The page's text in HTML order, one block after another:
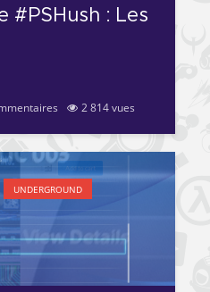
#PSHush : Les
2 814 vues
UNDERGROUND